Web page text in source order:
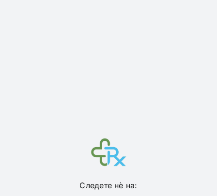
Следете нѐ на: